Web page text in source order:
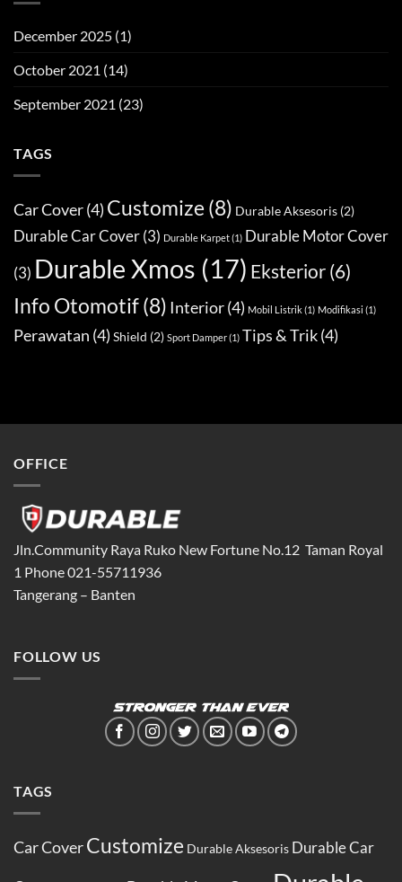
December 2025 (1)
October 2021 (14)
September 2021 (23)
TAGS
Car Cover(4) Customize (8) Durable Aksesoris (2)
Durable Car Cover (3) Durable Karpet(1) Durable Motor Cover
(3) Durable Xmos (17) Eksterior(6)
Info Otomotif(8) Interior(4) Mobil Listrik(1) Modifikasi (1)
Perawatan (4) Shield (2) Sport Damper(1) Tips & Trik(4)
OFFICE
Jln.Community Raya Ruko New Fortune No.12 Taman Royal
1 Phone 021-55711936
Tangerang – Banten
FOLLOW US
TAGS
Car CoverCustomize Durable Aksesoris Durable Car